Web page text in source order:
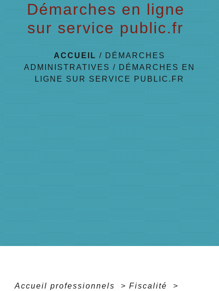
Démarches en ligne
sur service public.fr
ACCUEIL / DÉMARCHES
ADMINISTRATIVES / DÉMARCHES EN
LIGNE SUR SERVICE PUBLIC.FR
Accueil professionnels > Fiscalité
>